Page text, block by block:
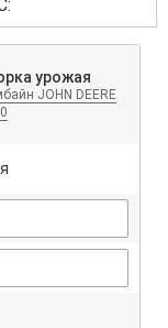
урожая
JOHN DEERE